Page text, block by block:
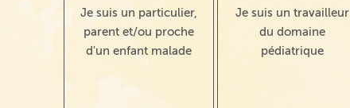
Je suis un particulier,
parent et/ou proche
d'un enfant malade
Je suis un travailleur
du domaine
pédiatrique